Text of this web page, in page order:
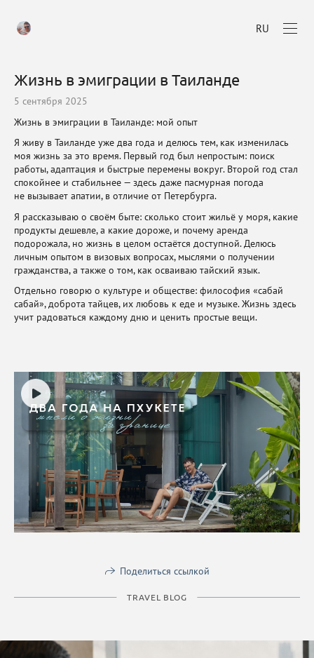
RU
Жизнь в эмиграции в Таиланде
5 сентября 2025
Жизнь в эмиграции в Таиланде: мой опыт
Я живу в Таиланде уже два года и делюсь тем, как изменилась
моя жизнь за это время. Первый год был непростым: поиск
работы, адаптация и быстрые перемены вокруг. Второй год стал
спокойнее и стабильнее — здесь даже пасмурная погода
не вызывает апатии, в отличие от Петербурга.
Я рассказываю о своём быте: сколько стоит жильё у моря, какие
продукты дешевле, а какие дороже, и почему аренда
подорожала, но жизнь в целом остаётся доступной. Делюсь
личным опытом в визовых вопросах, мыслями о получении
гражданства, а также о том, как осваиваю тайский язык.
Отдельно говорю о культуре и обществе: философия «сабай
сабай», доброта тайцев, их любовь к еде и музыке. Жизнь здесь
учит радоваться каждому дню и ценить простые вещи.
Поделиться ссылкой
TRAVEL BLOG